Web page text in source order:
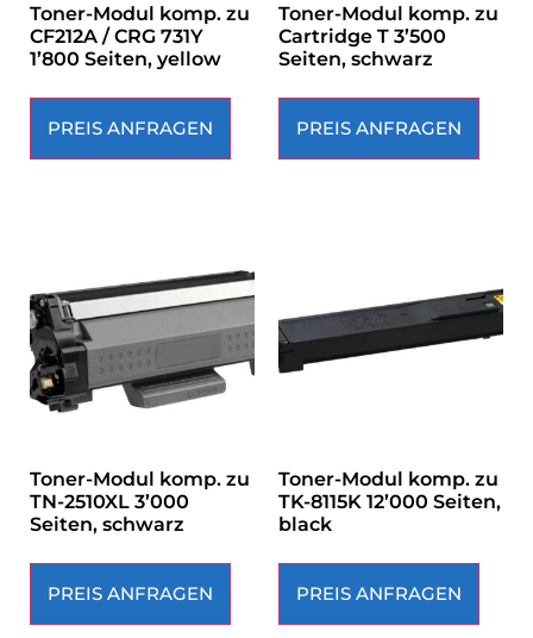
Toner-Modul komp. zu
CF212A / CRG 731Y
1’800 Seiten, yellow
PREIS ANFRAGEN
Toner-Modul komp. zu
Cartridge T 3’500
Seiten, schwarz
PREIS ANFRAGEN
Toner-Modul komp. zu
TN-2510XL 3’000
Seiten, schwarz
PREIS ANFRAGEN
Toner-Modul komp. zu
TK-8115K 12’000 Seiten,
black
PREIS ANFRAGEN